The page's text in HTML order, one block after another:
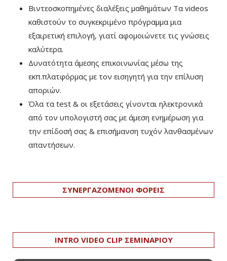
Βιντεοσκοπημένες διαλέξεις μαθημάτων Τα videos
καθιστούν το συγκεκριμένο πρόγραμμα μια
εξαιρετική επιλογή, γιατί αφομοιώνετε τις γνώσεις
καλύτερα.
Δυνατότητα άμεσης επικοινωνίας μέσω της
εκπ.πλατφόρμας με τον εισηγητή για την επίλυση
αποριών.
Όλα τα test & οι εξετάσεις γίνονται ηλεκτρονικά
από τον υπολογιστή σας με άμεση ενημέρωση για
την επίδοσή σας & επισήμανση τυχόν λανθασμένων
απαντήσεων.
ΣΥΝΕΡΓΑΖΟΜΕΝΟΙ ΦΟΡΕΙΣ
INTRO VIDEO CLIP ΣΕΜΙΝΑΡΙΟΥ